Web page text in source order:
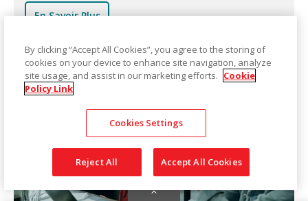
En Savoir Plus
By clicking “Accept All Cookies”, you agree to the storing of
cookies on your device to enhance site navigation, analyze
site usage, and assist in our marketing efforts. Cookie
Policy Link
Cookies Settings
Reject All Accept All Cookies